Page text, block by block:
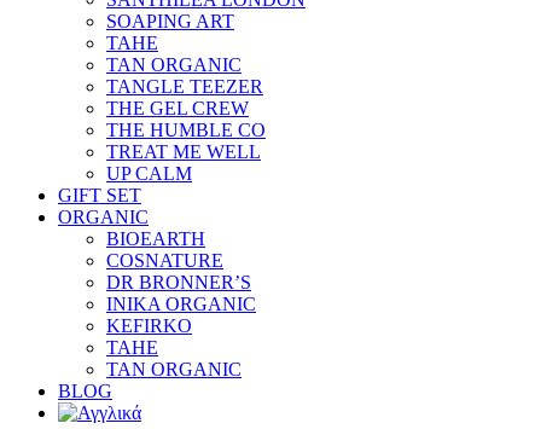
SOAPING ART
TAHE
TAN ORGANIC
TANGLE TEEZER
THE GEL CREW
THE HUMBLE CO
TREAT ME WELL
UP CALM
GIFT SET
ORGANIC
BIOEARTH
COSNATURE
DR BRONNER’S
INIKA ORGANIC
KEFIRKO
TAHE
TAN ORGANIC
BLOG